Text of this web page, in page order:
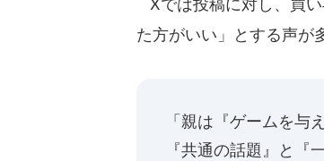
Xでは投稿に対し、買
た方がいい」とする声が
「親は『ゲームを与
『共通の話題』と『